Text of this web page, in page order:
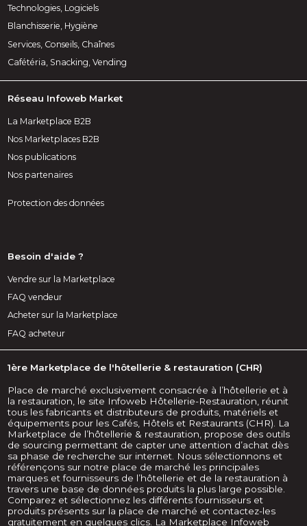
Technologies, Logiciels
Blanchisserie, Hygiène
Services, Conseils, Chaînes
Cafétéria, Snacking, Vending
Réseau Infoweb Market
La Marketplace B2B
Nos Marketplaces B2B
Nos publications
Nos partenaires
Protection des données
Besoin d'aide ?
Vendre sur la Marketplace
FAQ vendeur
Acheter sur la Marketplace
FAQ acheteur
1ère Marketplace de l'hôtellerie & restauration (CHR)
Place de marché exclusivement consacrée à l’hôtellerie et à
la restauration, le site Infoweb Hôtellerie-Restauration, réunit
tous les fabricants et distributeurs de produits, matériels et
équipements pour les Cafés, Hôtels et Restaurants (CHR). La
Marketplace de l’hôtellerie & restauration, propose des outils
de sourcing permettant de capter une attention d’achat dès
sa phase de recherche sur internet. Nous sélectionnons et
référençons sur notre place de marché les principales
marques et fournisseurs de l’hôtellerie et de la restauration à
travers une base de données produits la plus large possible.
Comparez et sélectionnez les différents fournisseurs et
produits présents sur la place de marché et contactez-les
gratuitement en quelques clics. La Marketplace Infoweb